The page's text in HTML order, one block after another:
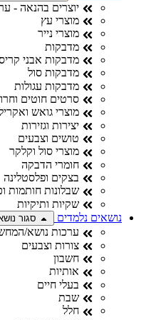
יוצרים בהנאה -
מוצרי עץ
מוצרי נייר
מדבקות
מדבקות אבני
מדבקות סול
מדבקות עגולות
סרטים חוטים
מוצרי גואש
יצירות וגזירות
טושים וצבעים
מוצרי סול וקלקר
חומרי הדבקה
בצקים ופלסטלינה
שבלונות חותמות
שקיות ותיקיות
נושאים נלמדים
סגור
ערכות נושא/
צורות וצבעים
חשבון
אותיות
בעלי חיים
שבת
חלל